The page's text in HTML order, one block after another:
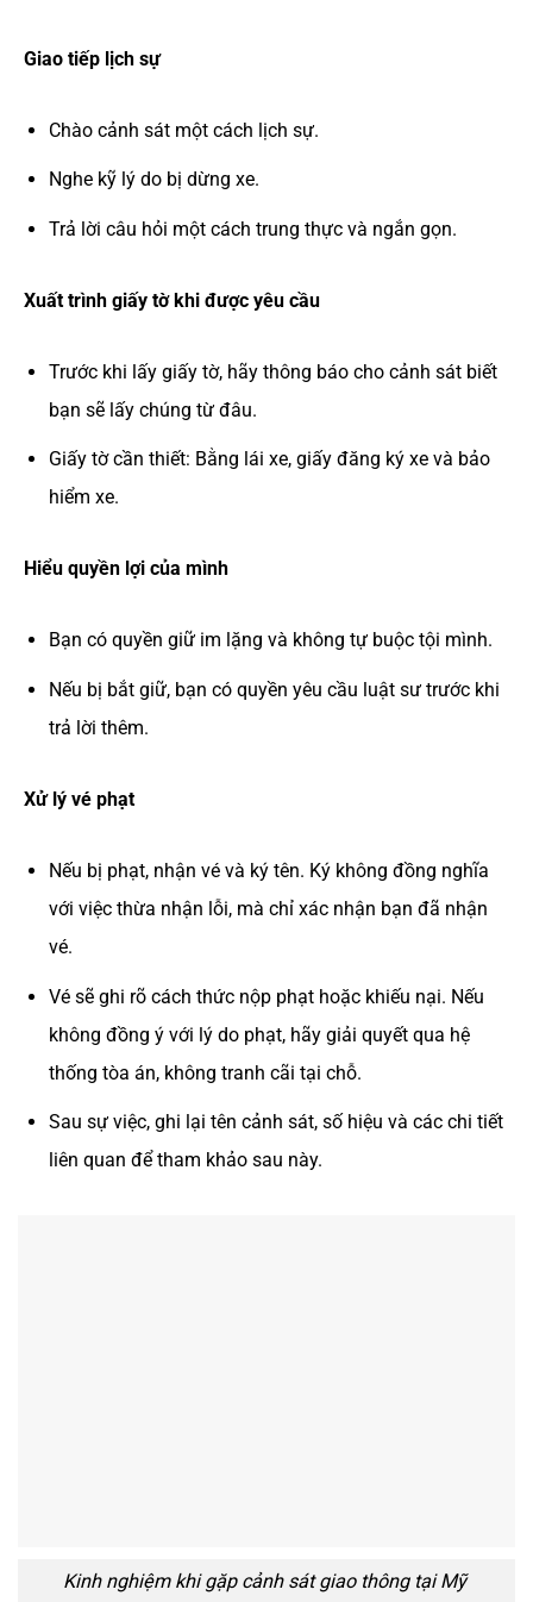
Giao tiếp lịch sự
Chào cảnh sát một cách lịch sự.
Nghe kỹ lý do bị dừng xe.
Trả lời câu hỏi một cách trung thực và ngắn gọn.
Xuất trình giấy tờ khi được yêu cầu
Trước khi lấy giấy tờ, hãy thông báo cho cảnh sát biết
bạn sẽ lấy chúng từ đâu.
Giấy tờ cần thiết: Bằng lái xe, giấy đăng ký xe và bảo
hiểm xe.
Hiểu quyền lợi của mình
Bạn có quyền giữ im lặng và không tự buộc tội mình.
Nếu bị bắt giữ, bạn có quyền yêu cầu luật sư trước khi
trả lời thêm.
Xử lý vé phạt
Nếu bị phạt, nhận vé và ký tên. Ký không đồng nghĩa
với việc thừa nhận lỗi, mà chỉ xác nhận bạn đã nhận
vé.
Vé sẽ ghi rõ cách thức nộp phạt hoặc khiếu nại. Nếu
không đồng ý với lý do phạt, hãy giải quyết qua hệ
thống tòa án, không tranh cãi tại chỗ.
Sau sự việc, ghi lại tên cảnh sát, số hiệu và các chi tiết
liên quan để tham khảo sau này.
Kinh nghiệm khi gặp cảnh sát giao thông tại Mỹ